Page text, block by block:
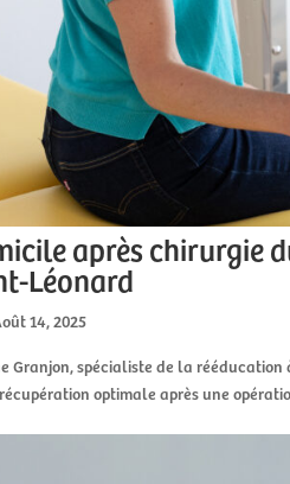
après chirurgie
Léonard
14, 2025
Granjon, spécialiste de la
optimale après une